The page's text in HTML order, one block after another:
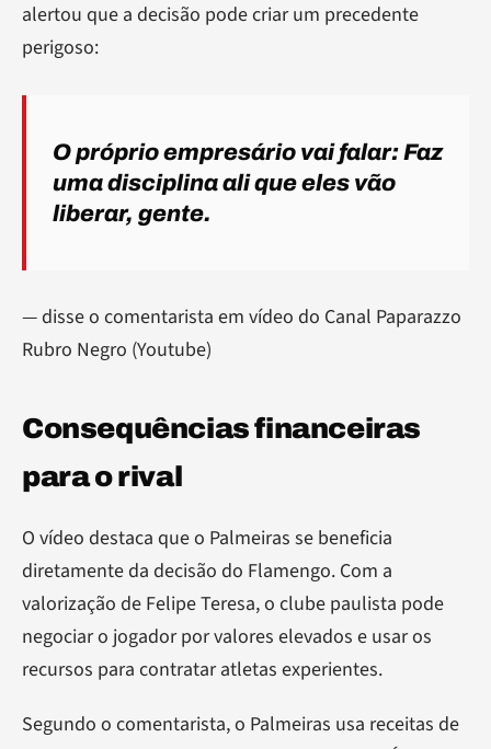
alertou que a decisão pode criar um precedente
perigoso:
O próprio empresário vai falar: Faz
uma disciplina ali que eles vão
liberar, gente.
— disse o comentarista em vídeo do Canal Paparazzo
Rubro Negro (Youtube)
Consequências financeiras
para o rival
O vídeo destaca que o Palmeiras se beneficia
diretamente da decisão do Flamengo. Com a
valorização de Felipe Teresa, o clube paulista pode
negociar o jogador por valores elevados e usar os
recursos para contratar atletas experientes.
Segundo o comentarista, o Palmeiras usa receitas de